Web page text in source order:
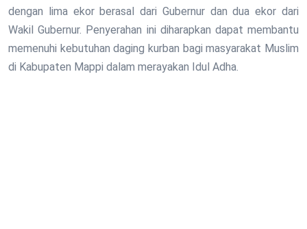
dengan lima ekor berasal dari Gubernur dan dua ekor dari
Wakil Gubernur. Penyerahan ini diharapkan dapat membantu
memenuhi kebutuhan daging kurban bagi masyarakat Muslim
di Kabupaten Mappi dalam merayakan Idul Adha.